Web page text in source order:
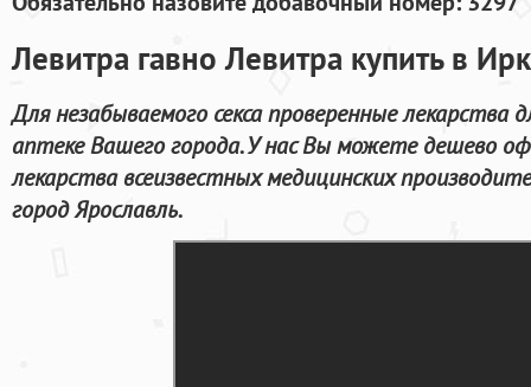
Левитра гавно Левитра купить в
Для незабываемого секса проверенные лекарства
аптеке Вашего города. У нас Вы можете дешево
лекарства всеизвестных медицинских
город Ярославль.